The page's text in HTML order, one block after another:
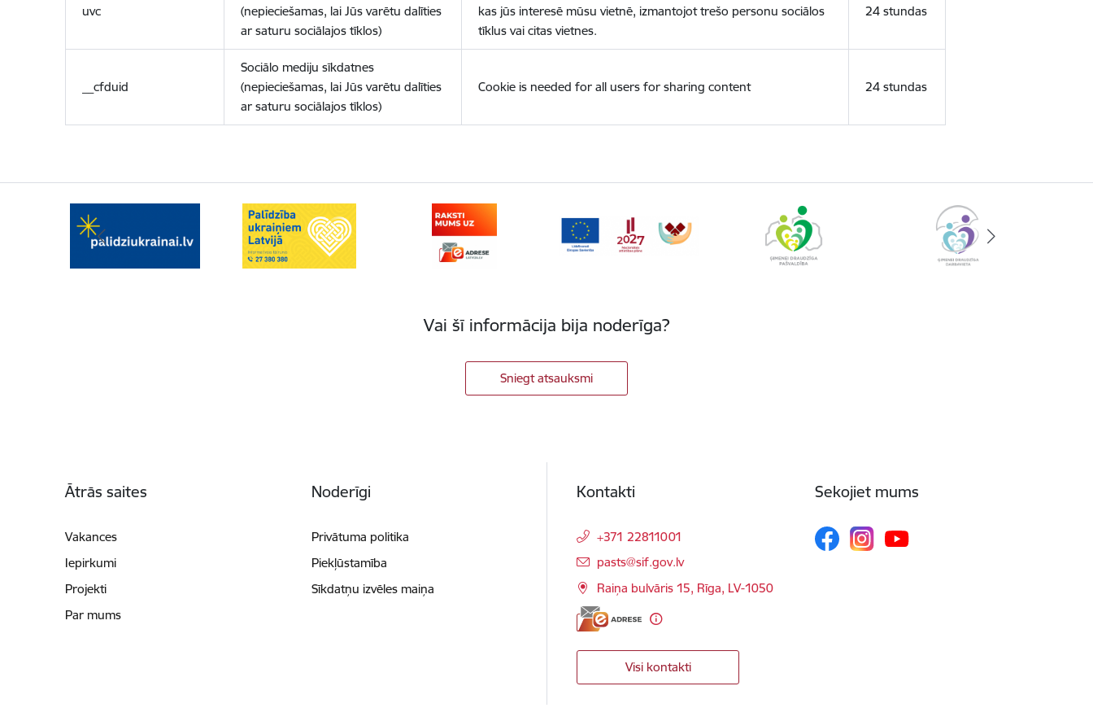
uvc
(nepieciešamas, lai Jūs varētu dalīties
ar saturu sociālajos tīklos)
kas jūs interesē mūsu vietnē, izmantojot trešo personu sociālos
tīklus vai citas vietnes.
24 stundas
__cfduid
Sociālo mediju sīkdatnes
(nepieciešamas, lai Jūs varētu dalīties
ar saturu sociālajos tīklos)
Cookie is needed for all users for sharing content 24 stundas
Vai šī informācija bija noderīga?
Sniegt atsauksmi
Ātrās saites
Vakances
Iepirkumi
Projekti
Par mums
Noderīgi
Privātuma politika
Piekļūstamība
Sīkdatņu izvēles maiņa
Kontakti
+371 22811001
E-pasts:
pasts@sif.gov.lv
Raiņa bulvāris 15, Rīga, LV-1050
Visi kontakti
Sekojiet mums